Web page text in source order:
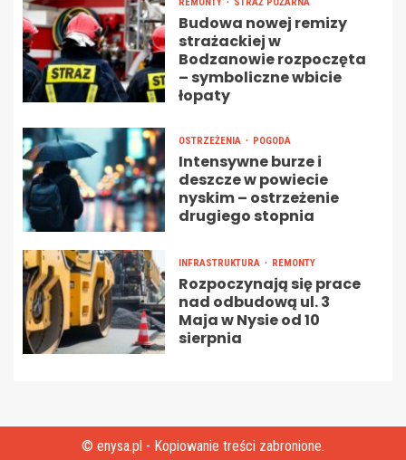
Budowa nowej remizy
strażackiej w
Bodzanowie rozpoczęta
– symboliczne wbicie
łopaty
OSTRZEŻENIA POGODA
Intensywne burze i
deszcze w powiecie
nyskim – ostrzeżenie
drugiego stopnia
INFRASTRUKTURA REMONTY
Rozpoczynają się prace
nad odbudową ul. 3
Maja w Nysie od 10
sierpnia
© enysa.pl - Kopiowanie treści zabronione.